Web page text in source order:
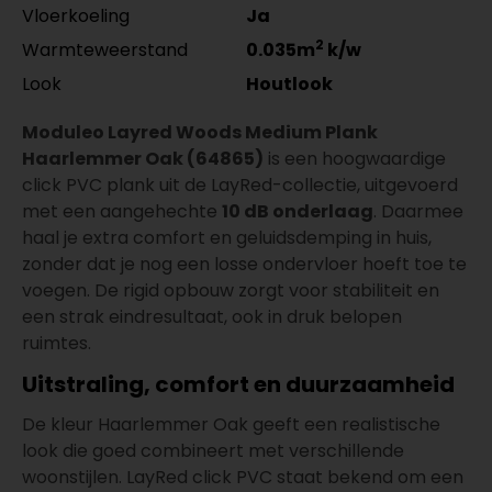
Vloerkoeling
Ja
Warmteweerstand
0.035m2 k/w
Look
Houtlook
Moduleo Layred Woods Medium Plank
Haarlemmer Oak (64865) is een hoogwaardige
click PVC plank uit de LayRed-collectie, uitgevoerd
met een aangehechte 10 dB onderlaag. Daarmee
haal je extra comfort en geluidsdemping in huis,
zonder dat je nog een losse ondervloer hoeft toe te
voegen. De rigid opbouw zorgt voor stabiliteit en
een strak eindresultaat, ook in druk belopen
ruimtes.
Uitstraling, comfort en duurzaamheid
De kleur Haarlemmer Oak geeft een realistische
look die goed combineert met verschillende
woonstijlen. LayRed click PVC staat bekend om een